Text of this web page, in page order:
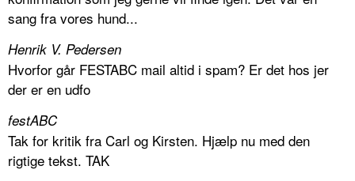
sang fra vores hund...
Henrik V. Pedersen
Hvorfor går FESTABC mail altid i spam? Er det hos jer
der er en udfo
festABC
Tak for kritik fra Carl og Kirsten. Hjælp nu med den
rigtige tekst. TAK